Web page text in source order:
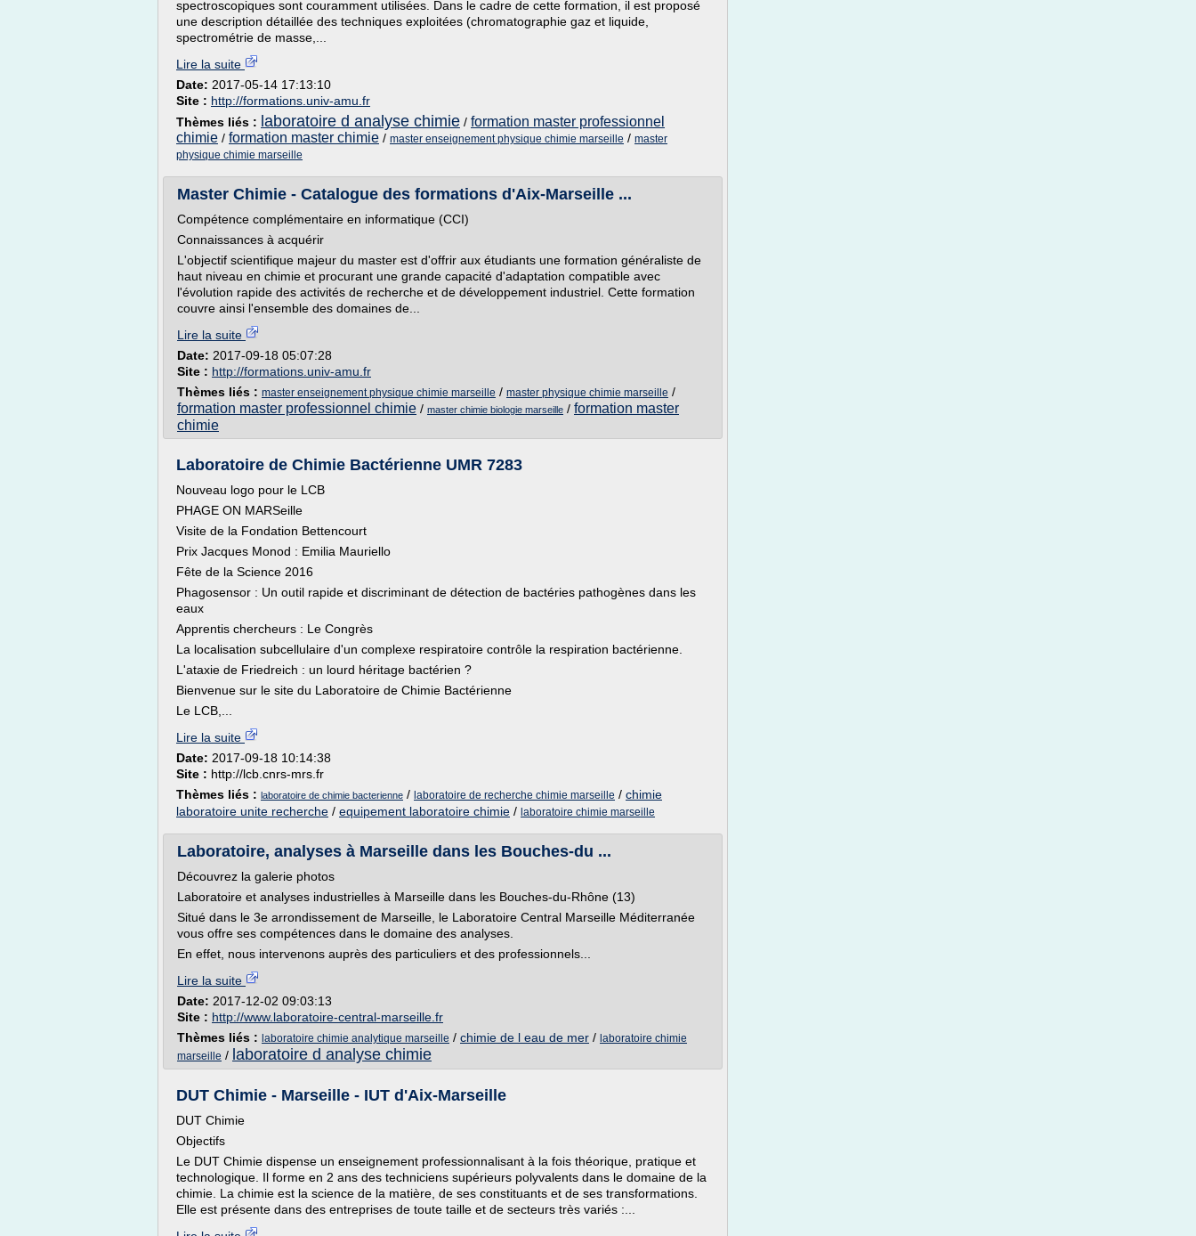
spectroscopiques sont couramment utilisées. Dans le cadre de cette formation, il est proposé
une description détaillée des techniques exploitées (chromatographie gaz et liquide,
spectrométrie de masse,...
Lire la suite
Date: 2017-05-14 17:13:10
Site : http://formations.univ-amu.fr
Thèmes liés : laboratoire d analyse chimie / formation master professionnel
chimie / formation master chimie / master enseignement physique chimie marseille / master
physique chimie marseille
Master Chimie - Catalogue des formations d'Aix-Marseille ...
Compétence complémentaire en informatique (CCI)
Connaissances à acquérir
L'objectif scientifique majeur du master est d'offrir aux étudiants une formation généraliste de
haut niveau en chimie et procurant une grande capacité d'adaptation compatible avec
l'évolution rapide des activités de recherche et de développement industriel. Cette formation
couvre ainsi l'ensemble des domaines de...
Lire la suite
Date: 2017-09-18 05:07:28
Site : http://formations.univ-amu.fr
Thèmes liés : master enseignement physique chimie marseille / master physique chimie marseille /
formation master professionnel chimie / master chimie biologie marseille / formation master
chimie
Laboratoire de Chimie Bactérienne UMR 7283
Nouveau logo pour le LCB
PHAGE ON MARSeille
Visite de la Fondation Bettencourt
Prix Jacques Monod : Emilia Mauriello
Fête de la Science 2016
Phagosensor : Un outil rapide et discriminant de détection de bactéries pathogènes dans les
eaux
Apprentis chercheurs : Le Congrès
La localisation subcellulaire d'un complexe respiratoire contrôle la respiration bactérienne.
L'ataxie de Friedreich : un lourd héritage bactérien ?
Bienvenue sur le site du Laboratoire de Chimie Bactérienne
Le LCB,...
Lire la suite
Date: 2017-09-18 10:14:38
Site : http://lcb.cnrs-mrs.fr
Thèmes liés : laboratoire de chimie bacterienne / laboratoire de recherche chimie marseille / chimie
laboratoire unite recherche / equipement laboratoire chimie / laboratoire chimie marseille
Laboratoire, analyses à Marseille dans les Bouches-du ...
Découvrez la galerie photos
Laboratoire et analyses industrielles à Marseille dans les Bouches-du-Rhône (13)
Situé dans le 3e arrondissement de Marseille, le Laboratoire Central Marseille Méditerranée
vous offre ses compétences dans le domaine des analyses.
En effet, nous intervenons auprès des particuliers et des professionnels...
Lire la suite
Date: 2017-12-02 09:03:13
Site : http://www.laboratoire-central-marseille.fr
Thèmes liés : laboratoire chimie analytique marseille / chimie de l eau de mer / laboratoire chimie
marseille / laboratoire d analyse chimie
DUT Chimie - Marseille - IUT d'Aix-Marseille
DUT Chimie
Objectifs
Le DUT Chimie dispense un enseignement professionnalisant à la fois théorique, pratique et
technologique. Il forme en 2 ans des techniciens supérieurs polyvalents dans le domaine de la
chimie. La chimie est la science de la matière, de ses constituants et de ses transformations.
Elle est présente dans des entreprises de toute taille et de secteurs très variés :...